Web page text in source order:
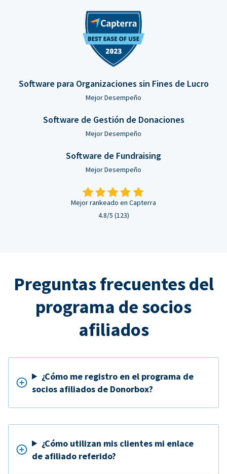
Software para Organizaciones sin Fines de Lucro
Mejor Desempeño
Software de Gestión de Donaciones
Mejor Desempeño
Software de Fundraising
Mejor Desempeño
Mejor rankeado en Capterra
4.8/5 (123)
Preguntas frecuentes del
programa de socios
afiliados
¿Cómo me registro en el programa de
socios afiliados de Donorbox?
¿Cómo utilizan mis clientes mi enlace
de afiliado referido?